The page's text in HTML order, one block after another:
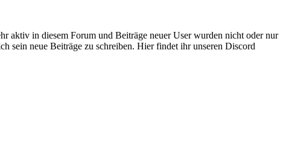
aktiv in diesem Forum und Beiträge neuer User wurden nicht oder nur
sein neue Beiträge zu schreiben. Hier findet ihr unseren Discord